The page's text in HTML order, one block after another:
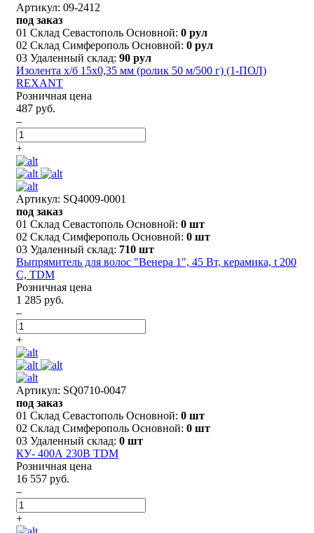
Артикул: 09-2412
под заказ
01 Склад Севастополь Основной: 0 рул
02 Склад Симферополь Основной: 0 рул
03 Удаленный склад: 90 рул
Изолента х/б 15х0,35 мм (ролик 50 м/500 г) (1-ПОЛ)
REXANT
Розничная цена
487 руб.
–
+
Артикул: SQ4009-0001
под заказ
01 Склад Севастополь Основной: 0 шт
02 Склад Симферополь Основной: 0 шт
03 Удаленный склад: 710 шт
Выпрямитель для волос "Венера 1", 45 Вт, керамика, t 200
С, TDM
Розничная цена
1 285 руб.
–
+
Артикул: SQ0710-0047
под заказ
01 Склад Севастополь Основной: 0 шт
02 Склад Симферополь Основной: 0 шт
03 Удаленный склад: 0 шт
КУ- 400А 230В TDM
Розничная цена
16 557 руб.
–
+